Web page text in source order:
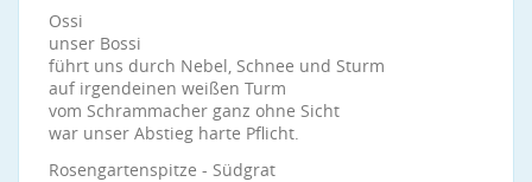
Ossi
unser Bossi
führt uns durch Nebel, Schnee und Sturm
auf irgendeinen weißen Turm
vom Schrammacher ganz ohne Sicht
war unser Abstieg harte Pflicht.
Rosengartenspitze - Südgrat